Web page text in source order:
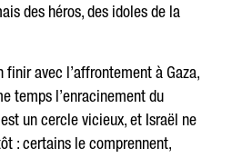
des héros, des idoles de la
avec l’affrontement à Gaza,
temps l’enracinement du
un cercle vicieux, et Israël ne
: certains le comprennent,